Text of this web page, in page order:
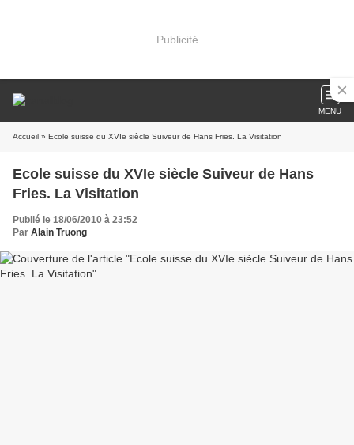
Publicité
MENU
Accueil » Ecole suisse du XVIe siècle Suiveur de Hans Fries. La Visitation
Ecole suisse du XVIe siècle Suiveur de Hans
Fries. La Visitation
Publié le 18/06/2010 à 23:52
Par Alain Truong